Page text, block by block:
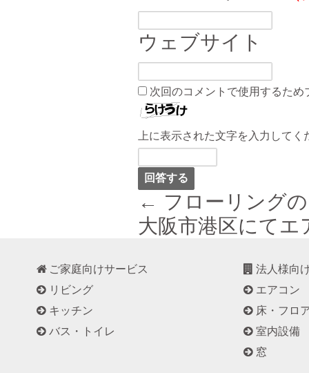
ウェブサイト
次回のコメントで使用するた
上に表示された文字を入力してく
← フローリング
大阪市港区にて
ご家庭向けサービス
リビング
キッチン
バス・トイレ
法人様向
エアコン
床・フロ
室内設備
窓